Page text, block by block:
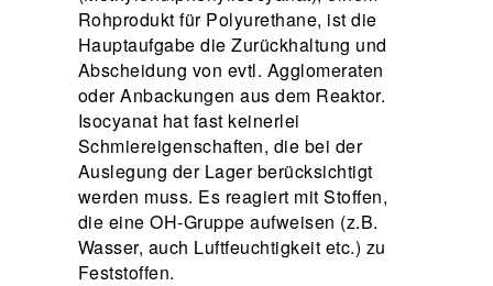
Rohprodukt für Polyurethane, ist die
Hauptaufgabe die Zurückhaltung und
Abscheidung von evtl. Agglomeraten
oder Anbackungen aus dem Reaktor.
Isocyanat hat fast keinerlei
Schmiereigenschaften, die bei der
Auslegung der Lager berücksichtigt
werden muss. Es reagiert mit Stoffen,
die eine OH-Gruppe aufweisen (z.B.
Wasser, auch Luftfeuchtigkeit etc.) zu
Feststoffen.